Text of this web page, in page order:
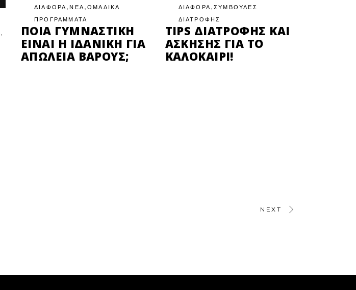
ΔΙΑΦΟΡΑ,ΝΕΑ,ΟΜΑΔΙΚΑ
ΠΡΟΓΡΑΜΜΑΤΑ
ΠΟΙΑ ΓΥΜΝΑΣΤΙΚΉ
ΕΊΝΑΙ Η ΙΔΑΝΙΚΉ ΓΙΑ
ΑΠΏΛΕΙΑ ΒΆΡΟΥΣ;
ΔΙΑΦΟΡΑ, ΣΥΜΒΟΥΛΕΣ
ΔΙΑΤΡΟΦΗΣ
TIPS ΔΙΑΤΡΟΦΉΣ ΚΑΙ
ΆΣΚΗΣΗΣ ΓΙΑ ΤΟ
ΚΑΛΟΚΑΊΡΙ!
NEXT